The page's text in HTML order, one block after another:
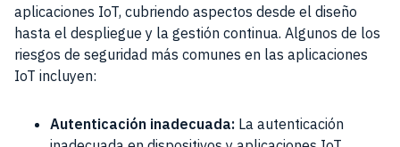
aplicaciones IoT, cubriendo aspectos desde el diseño
hasta el despliegue y la gestión continua. Algunos de los
riesgos de seguridad más comunes en las aplicaciones
IoT incluyen:
Autenticación inadecuada: La autenticación